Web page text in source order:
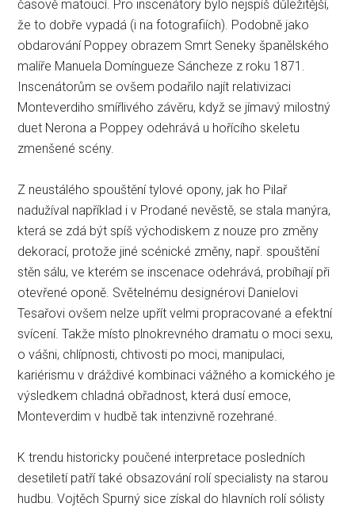
časově matoucí. Pro inscenátory bylo nejspíš důležitější,
že to dobře vypadá (i na fotografiích). Podobně jako
obdarování Poppey obrazem Smrt Seneky španělského
malíře Manuela Domíngueze Sáncheze z roku 1871.
Inscenátorům se ovšem podařilo najít relativizaci
Monteverdiho smířlivého závěru, když se jímavý milostný
duet Nerona a Poppey odehrává u hořícího skeletu
zmenšené scény.
Z neustálého spouštění tylové opony, jak ho Pilař
nadužíval například i v Prodané nevěstě, se stala manýra,
která se zdá být spíš východiskem z nouze pro změny
dekorací, protože jiné scénické změny, např. spouštění
stěn sálu, ve kterém se inscenace odehrává, probíhají při
otevřené oponě. Světelnému designérovi Danielovi
Tesařovi ovšem nelze upřít velmi propracované a efektní
svícení. Takže místo plnokrevného dramatu o moci sexu,
o vášni, chlípnosti, chtivosti po moci, manipulaci,
kariérismu v dráždivé kombinaci vážného a komického je
výsledkem chladná obřadnost, která dusí emoce,
Monteverdim v hudbě tak intenzivně rozehrané.
K trendu historicky poučené interpretace posledních
desetiletí patří také obsazování rolí specialisty na starou
hudbu. Vojtěch Spurný sice získal do hlavních rolí sólisty